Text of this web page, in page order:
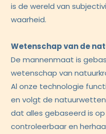
is de wereld van
waarheid.
Wetenschap van de
De mannenmaat is
wetenschap van
Al onze technologie
en volgt de
dat alles gebaseerd is op
controleerbaar en